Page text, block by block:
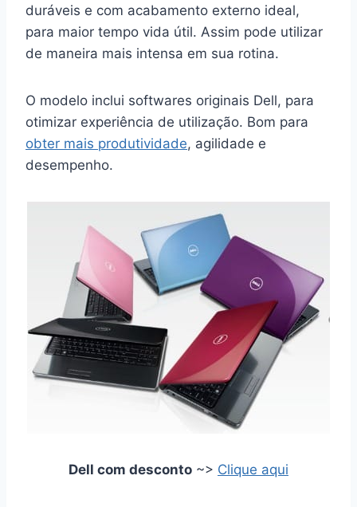
duráveis e com acabamento externo ideal,
para maior tempo vida útil. Assim pode utilizar
de maneira mais intensa em sua rotina.
O modelo inclui softwares originais Dell, para
otimizar experiência de utilização. Bom para
obter mais produtividade, agilidade e
desempenho.
Dell com desconto ~> Clique aqui